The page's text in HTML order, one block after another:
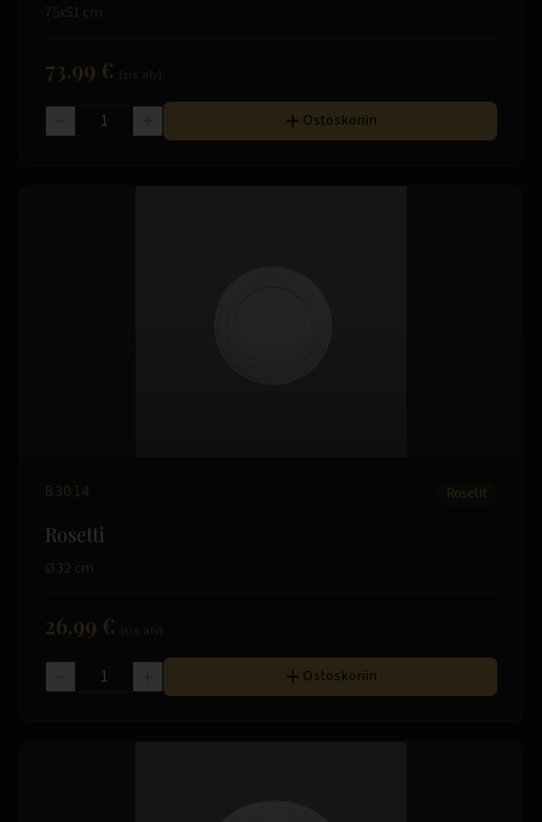
75x51 cm
73.99 €
Ostoskoriin
B3014 Rosetit
Rosetti
Ø 32 cm
26.99 €
Ostoskoriin